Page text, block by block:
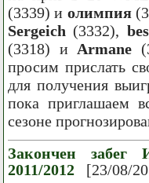
(3339) и олимпия
Sergeich (3332),
(3318) и Armane
просим прислать
для получения
пока приглашаем
сезоне
Закончен забег
2011/2012
[23/08/